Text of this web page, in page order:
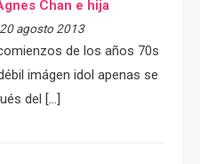
Chan e hija
agosto 2013
de los años 70s
imágen idol apenas se
del […]